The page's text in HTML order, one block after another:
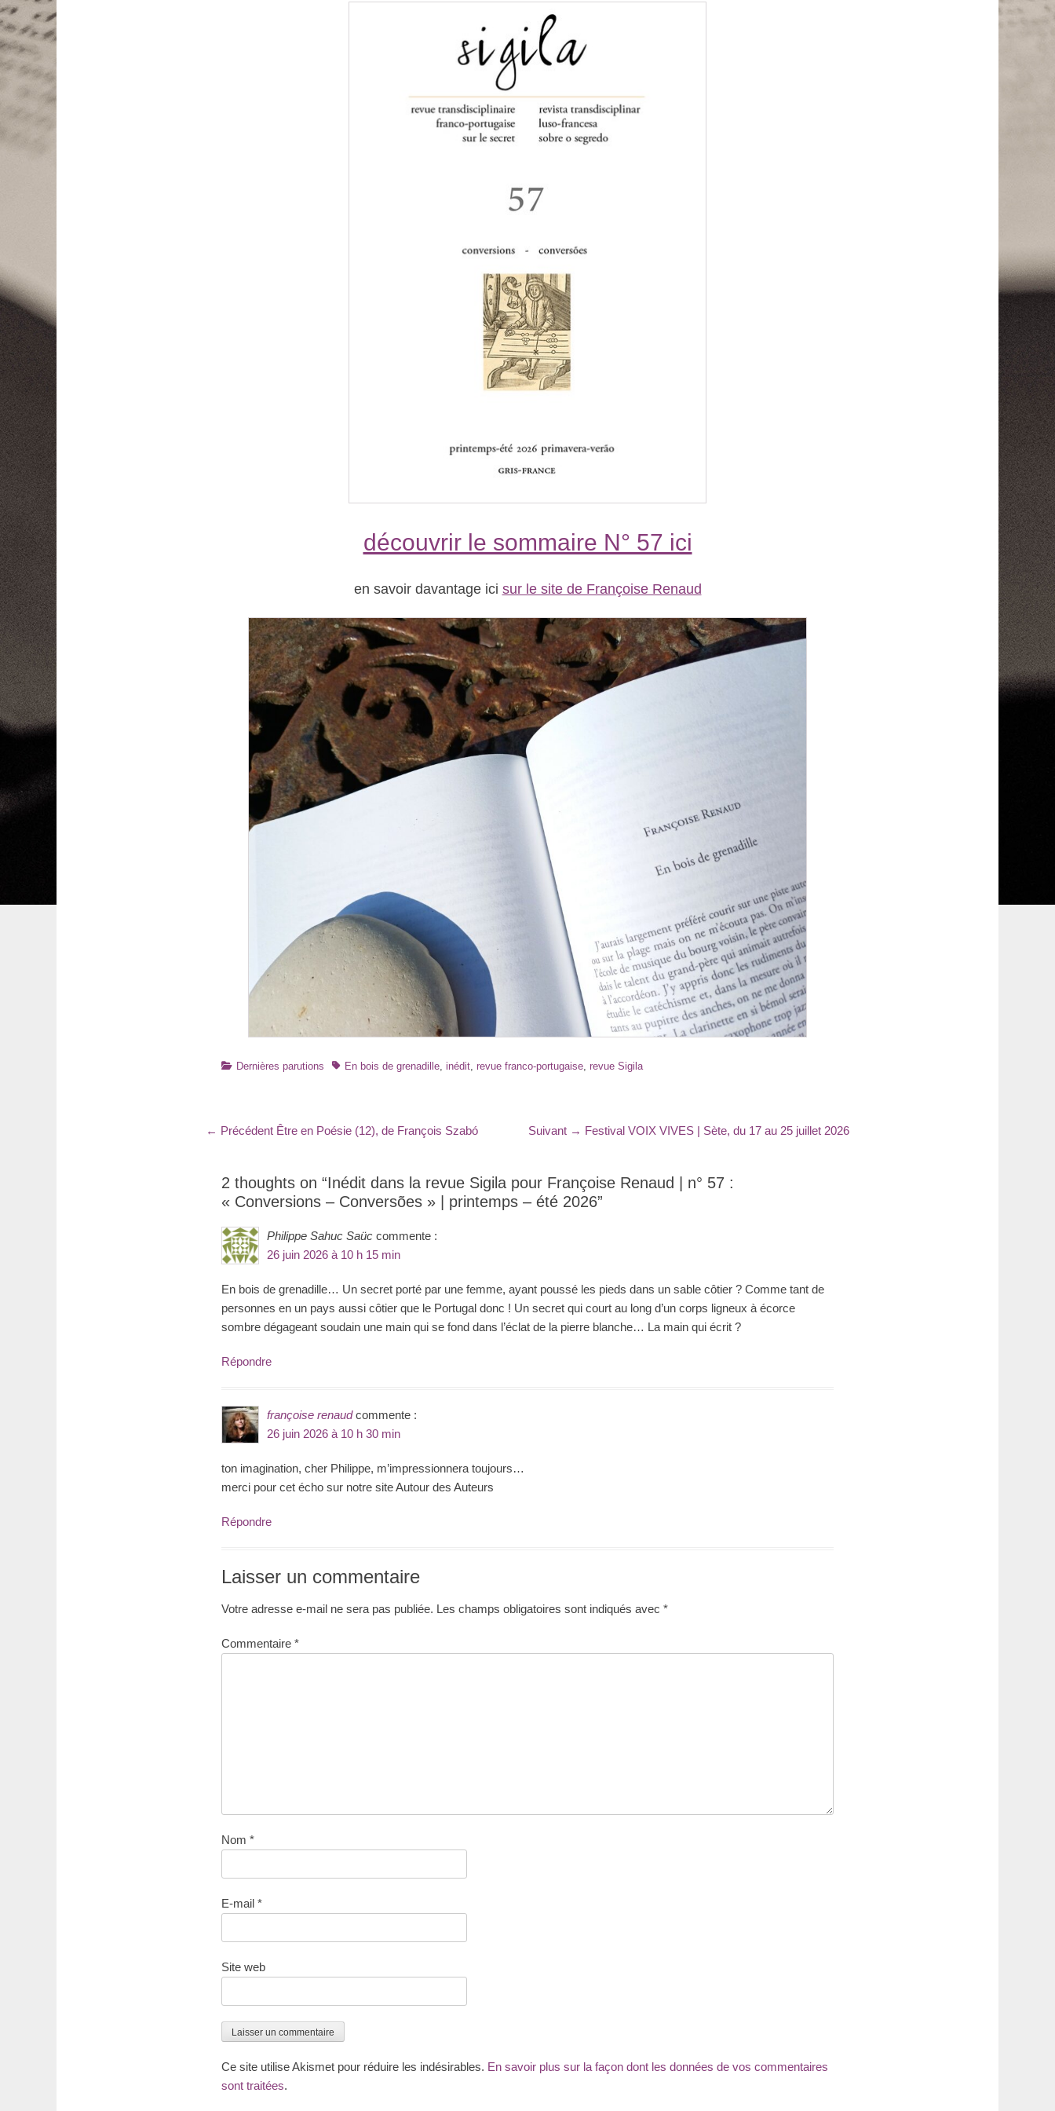
découvrir le sommaire N° 57 ici
en savoir davantage ici sur le site de Françoise Renaud
Catégories
Dernières parutions TagsEn bois de grenadille inédit revue franco-portugaise revue Sigila
Navigation
l’article
← Précédent Article
Être en Poésie (12), de François Szabó Suivant → Article
Festival VOIX VIVES | Sète, du 17 au 25 juillet 2026
2 thoughts on “Inédit dans la revue Sigila pour Françoise Renaud | n° 57 :
« Conversions – Conversões » | printemps – été 2026”
Philippe Sahuc Saüc commente :
26 juin 2026 à 10 h 15 min
En bois de grenadille… Un secret porté par une femme, ayant poussé les pieds dans un sable côtier ? Comme tant de
personnes en un pays aussi côtier que le Portugal donc ! Un secret qui court au long d’un corps ligneux à écorce
sombre dégageant soudain une main qui se fond dans l’éclat de la pierre blanche… La main qui écrit ?
Répondre
françoise renaud commente :
26 juin 2026 à 10 h 30 min
ton imagination, cher Philippe, m’impressionnera toujours…
merci pour cet écho sur notre site Autour des Auteurs
Répondre
Laisser un commentaire
Votre adresse e-mail ne sera pas publiée. Les champs obligatoires sont indiqués avec *
Commentaire *
Nom *
E-mail *
Site web
Ce site utilise Akismet pour réduire les indésirables. En savoir plus sur la façon dont les données de vos commentaires
sont traitées.